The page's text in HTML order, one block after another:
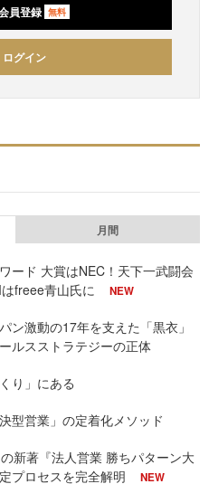
員登録 無料
ログイン
月間
ード 大賞はNEC！天下一武闘会
freee青山氏に
NEW
ン激動の17年を支えた「黒衣」
ルスストラテジーの正体
り」にある
型営業」の定着化メソッド
新著『法人営業 勝ちパターン大
プロセスを完全解明
NEW